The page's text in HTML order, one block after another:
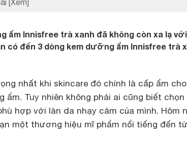
[Xem]
ẩm Innisfree trà xanh đã không còn xa lạ
có đến 3 dòng kem dưỡng ẩm Innisfree trà
nhất khi skincare đó chính là cấp ẩm
ẩm. Tuy nhiên không phải ai cũng biết chọn
hợp với làn da nhạy cảm của mình. Hôm
một thương hiệu mĩ phẩm nổi tiếng đến